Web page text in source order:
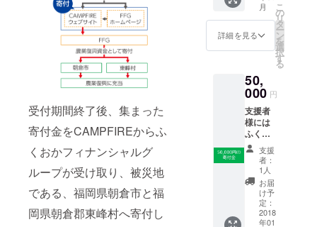
受付期間終了後、集まった
寄付金をCAMPFIREからふ
くおかフィナンシャルグ
ループが受け取り、被災地
である、福岡県朝倉市と福
岡県朝倉郡東峰村へ寄付し
をお送
りしま
す。
月
詳細を見る
こ
の
リ
タ
ー
ン
を
選
択
す
る
50,
000 円
支援者
様には
ふくお
かフィ
ナン
シャル
グルー
プより
お礼の
メッ
セージ
支援
者：
1人
お届
け予
定：
2018
年01